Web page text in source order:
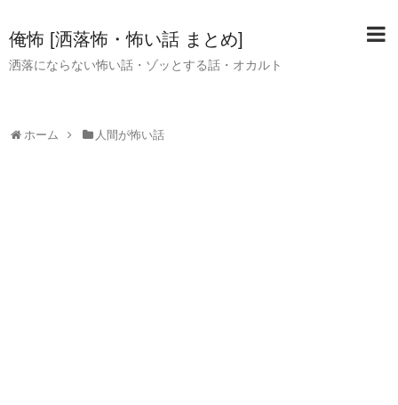
俺怖 [洒落怖・怖い話 まとめ]
洒落にならない怖い話・ゾッとする話・オカルト
ホーム 人間が怖い話